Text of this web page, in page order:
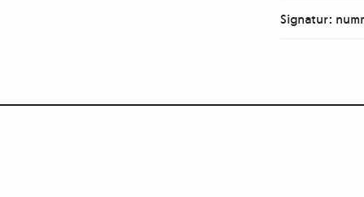
Signatur: